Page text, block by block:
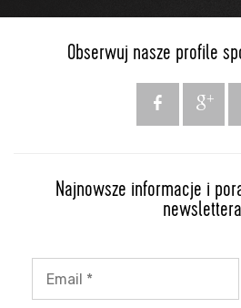
Obserwuj nasze profile
Najnowsze informacje i